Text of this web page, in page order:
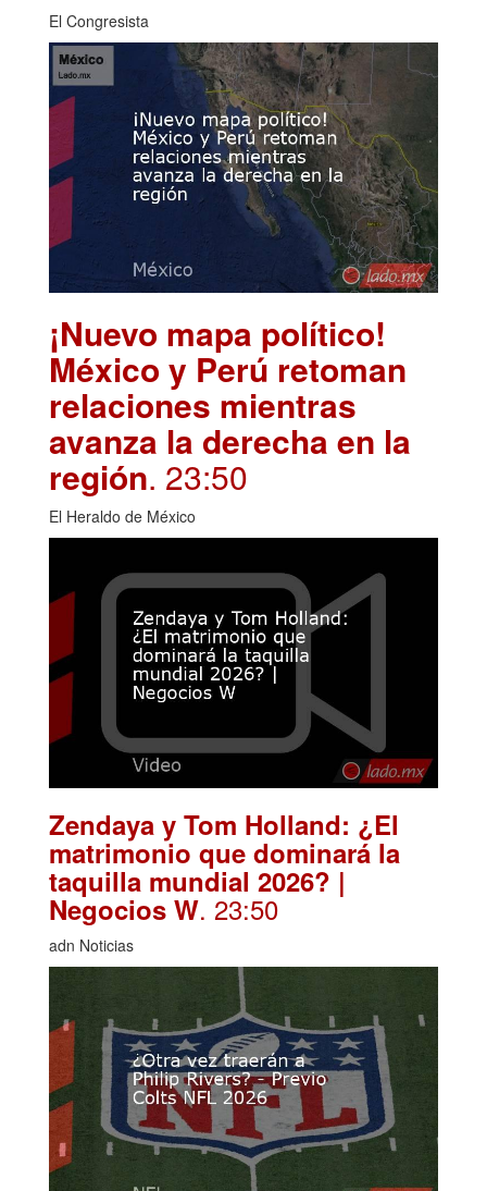
El Congresista
¡Nuevo mapa político!
México y Perú retoman
relaciones mientras
avanza la derecha en la
región. 23:50
El Heraldo de México
Zendaya y Tom Holland: ¿El
matrimonio que dominará la
taquilla mundial 2026? |
Negocios W. 23:50
adn Noticias